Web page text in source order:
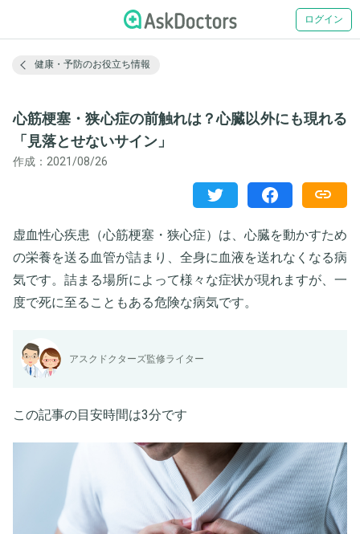
ログイン
健康・予防のお役立ち情報
心筋梗塞・狭心症の前触れは？心臓以外にも現れる
「見落とせないサイン」
作成：2021/08/26
虚血性心疾患（心筋梗塞・狭心症）は、心臓を動かすため
の栄養を送る血管が詰まり、全身に血液を送れなくなる病
気です。詰まる場所によって様々な症状が現れますが、一
度で死に至ることもある危険な病気です。
アスクドクターズ監修ライター
この記事の目安時間は3分です